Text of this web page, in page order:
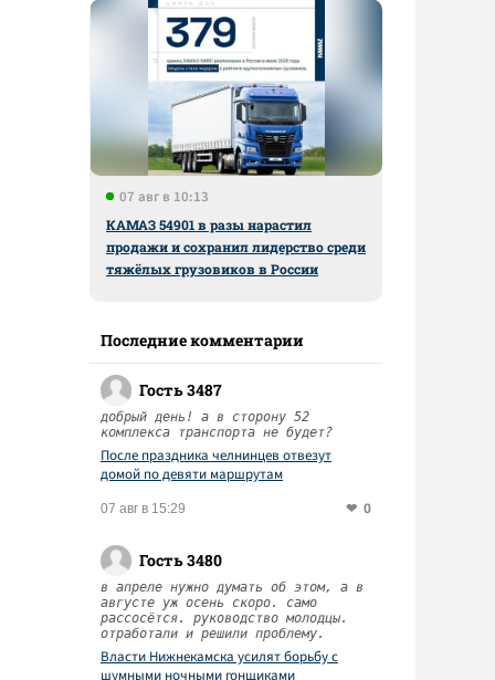
07 авг в 10:13
КАМАЗ 54901 в разы нарастил
продажи и сохранил лидерство среди
тяжёлых грузовиков в России
Последние комментарии
Гость 3487
добрый день! а в сторону 52
комплекса транспорта не будет?
После праздника челнинцев отвезут
домой по девяти маршрутам
07 авг в 15:29 0
Гость 3480
в апреле нужно думать об этом, а в
августе уж осень скоро. само
рассосётся. руководство молодцы.
отработали и решили проблему.
Власти Нижнекамска усилят борьбу с
шумными ночными гонщиками